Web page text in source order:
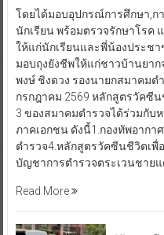
โดยได้มอบอุปกรณ์การศึกษา,ก
นักเรียน พร้อมตรวจรักษาโรค
ให้แก่นักเรียนและพี่น้องประช
มอบถุงยังชีพให้แก่ชาวบ้านยาก
พงษ์ ชิงดวง รองนายกสมาคมตำ
กรกฎาคม 2569 หลักสูตรวัคซี
3 ของสมาคมตำรวจได้ร่วมกับ
ภาคเอกชน ดังนี้1.กองทัพอาก
ตำรวจ4.หลักสูตรวัคซีนชีวิตเพื่
บัญชาการตำรวจตระเวนชาย
Read More